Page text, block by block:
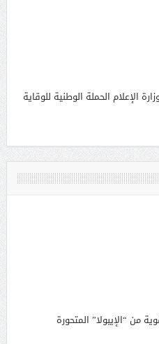
الإعلام الحملة الوطنية للوقاية
من “الإيبولا” المتحورة